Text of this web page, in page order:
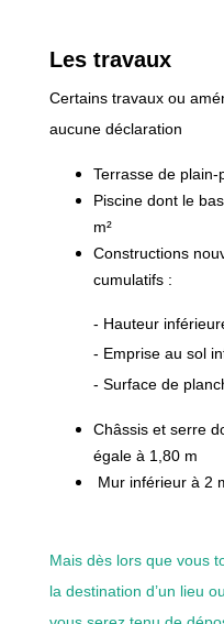
Les travaux
Certains travaux ou
aucune déclaration
Terrasse de plain-
Piscine dont le
m²
Constructions
cumulatifs :
- Hauteur inférieure
- Emprise au sol
- Surface de
Châssis et serre
égale à 1,80 m
Mur inférieur à 2
Mais dès lors que vous
la destination d’un lieu